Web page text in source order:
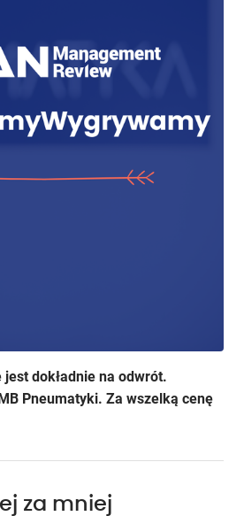
dokładnie na odwrót.
Pneumatyki. Za wszelką cenę
za mniej